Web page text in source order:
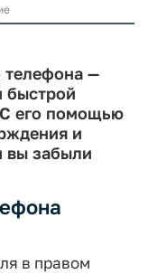
телефона —
быстрой
его помощью
и
вы забыли
в правом